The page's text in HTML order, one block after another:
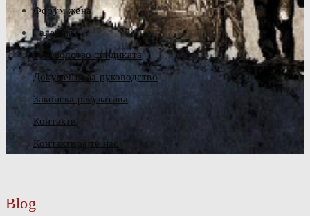
Форум жена
Галерија
Руководство синдиката
Документа за руководство
Законска регулатива
Контакти
Контактирајте нас
Blog